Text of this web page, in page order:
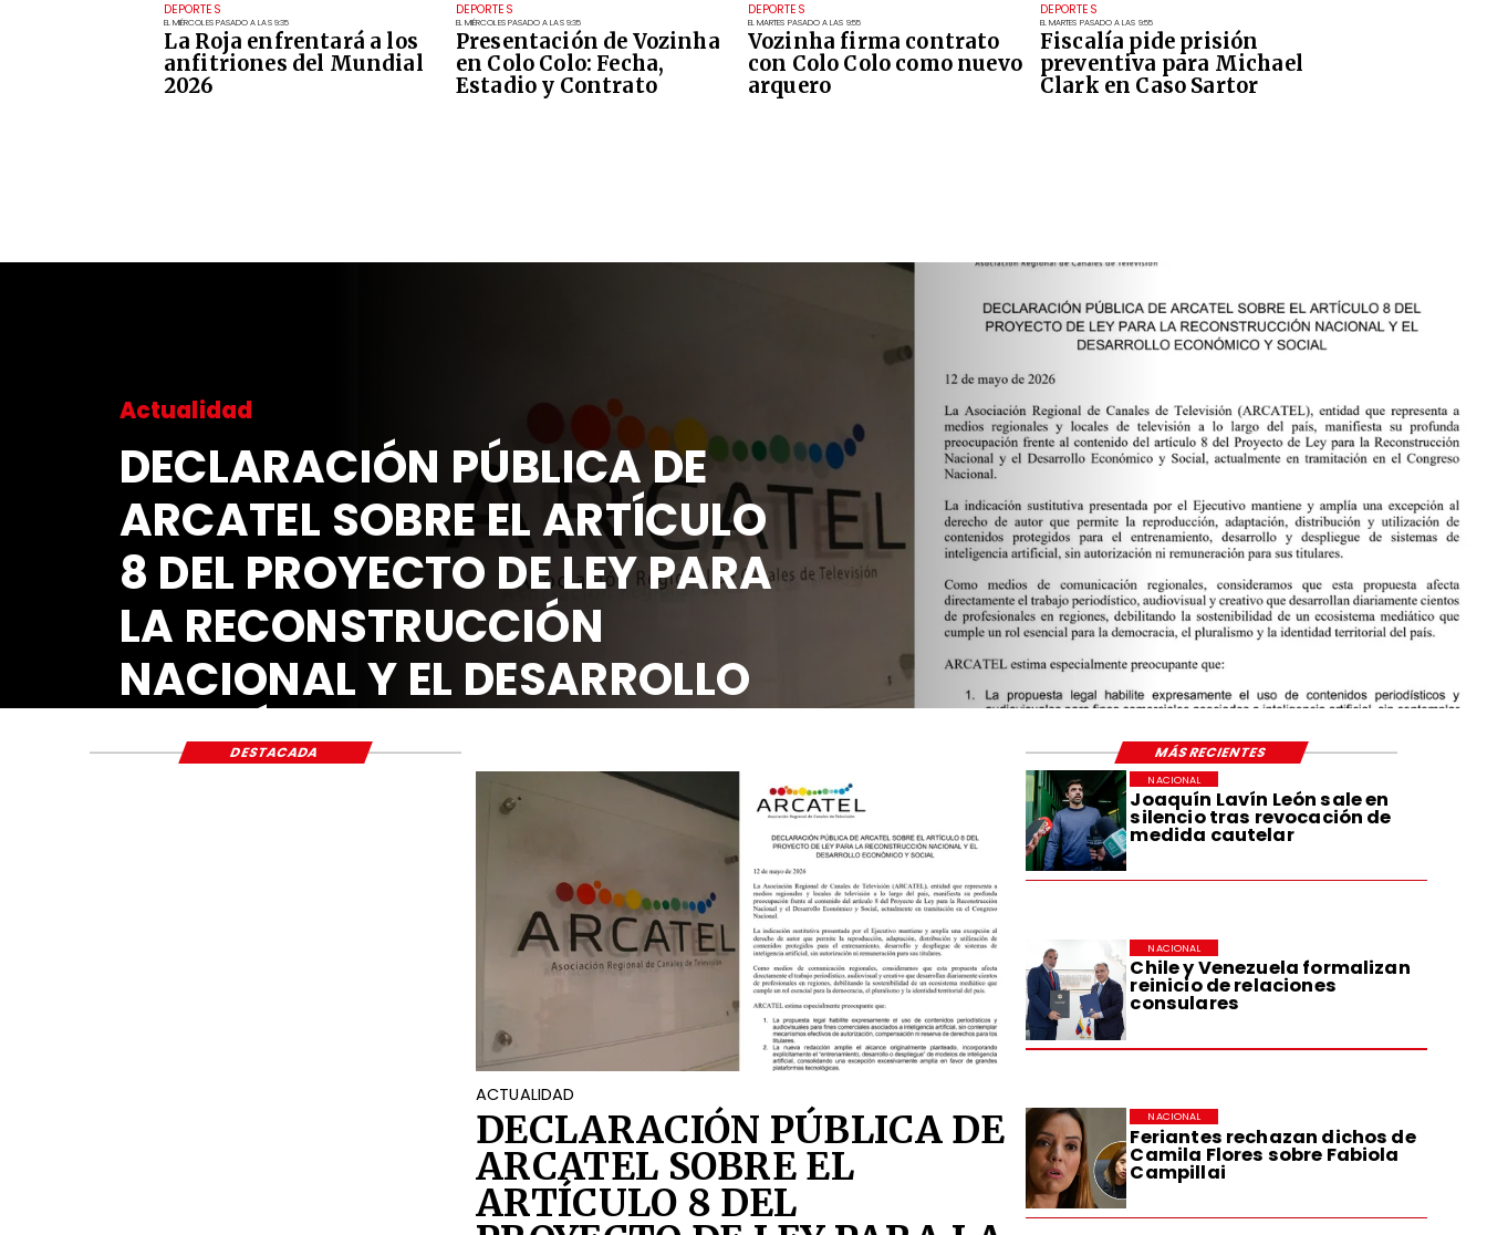
DEPORTES
EL MIÉRCOLES PASADO A LAS 9:35
La Roja enfrentará a los
anfitriones del Mundial
2026
DEPORTES
EL MIÉRCOLES PASADO A LAS 9:35
Presentación de Vozinha
en Colo Colo: Fecha,
Estadio y Contrato
DEPORTES
EL MARTES PASADO A LAS 9:55
Vozinha firma contrato
con Colo Colo como nuevo
arquero
DEPORTES
EL MARTES PASADO A LAS 9:55
Fiscalía pide prisión
preventiva para Michael
Clark en Caso Sartor
Actualidad
DECLARACIÓN PÚBLICA DE
ARCATEL SOBRE EL ARTÍCULO
8 DEL PROYECTO DE LEY PARA
LA RECONSTRUCCIÓN
NACIONAL Y EL DESARROLLO
ECONÓMICO Y SOCIAL
Joaquín Lavín León sale en
silencio tras revocación de
medida cautelar
NACIONAL
Chile y Venezuela formalizan
reinicio de relaciones
consulares
NACIONAL
Feriantes rechazan dichos de
Camila Flores sobre Fabiola
Campillai
NACIONAL
ACTUALIDAD
DECLARACIÓN PÚBLICA DE
ARCATEL SOBRE EL
ARTÍCULO 8 DEL
DESTACADA MÁS RECIENTES